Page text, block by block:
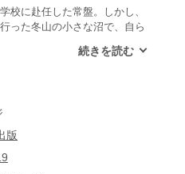
校に赴任した常盤。しかし、
った冬山の小さな沼で、自ら
えなかった。裏稼業の廃業危
版